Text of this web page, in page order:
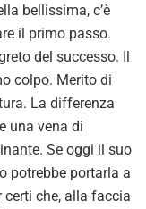
bellissima, c’è
il primo passo.
del successo. Il
colpo. Merito di
La differenza
una vena di
Se oggi il suo
potrebbe portarla a
certi che, alla faccia